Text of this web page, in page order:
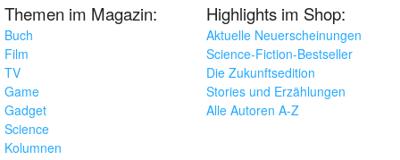
Themen im Magazin:
Buch
Film
TV
Game
Gadget
Science
Kolumnen
Highlights im Shop:
Aktuelle Neuerscheinungen
Science-Fiction-Bestseller
Die Zukunftsedition
Stories und Erzählungen
Alle Autoren A-Z